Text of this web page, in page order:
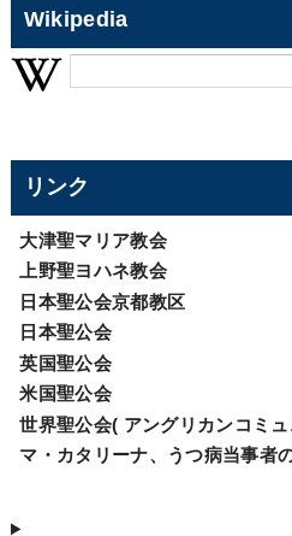
Wikipedia
リンク
大津聖マリア教会
上野聖ヨハネ教会
日本聖公会京都教区
日本聖公会
英国聖公会
米国聖公会
世界聖公会( アングリカンコミ
マ・カタリーナ、うつ病当事者